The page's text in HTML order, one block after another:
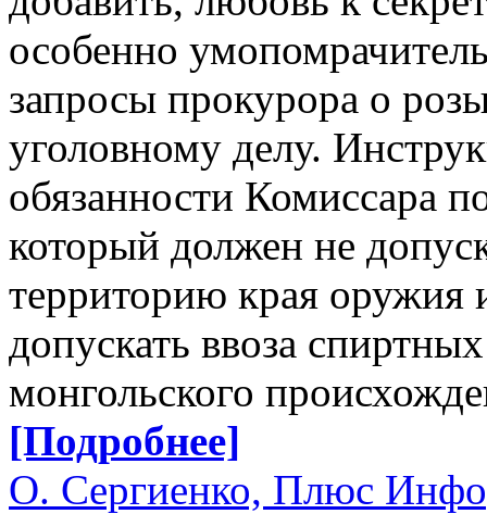
особенно
запросы прокурора о
уголовному делу.
обязанности Комиссара
который должен не
территорию края оружия
допускать ввоза
монгольского
[Подробнее]
О. Сергиенко, Плюс